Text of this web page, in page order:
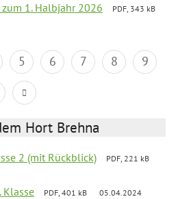
1. Halbjahr 2026
PDF, 343 kB
5 6 7 8
9
Hort Brehna
2 (mit Rückblick)
PDF, 221 kB
Klasse PDF, 401 kB 05.04.2024